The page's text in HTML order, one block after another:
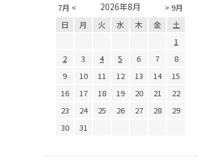
7月 < > 9月
2026年8月
日 月 火 水 木 金
土
1
2
3 4 5 6 7
8
9
10 11 12 13 14
15
16
17 18 19 20 21
22
23
24 25 26 27 28
29
30
31